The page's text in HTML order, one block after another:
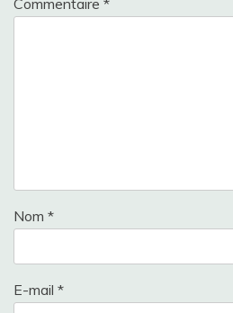
Commentaire *
Nom *
E-mail *